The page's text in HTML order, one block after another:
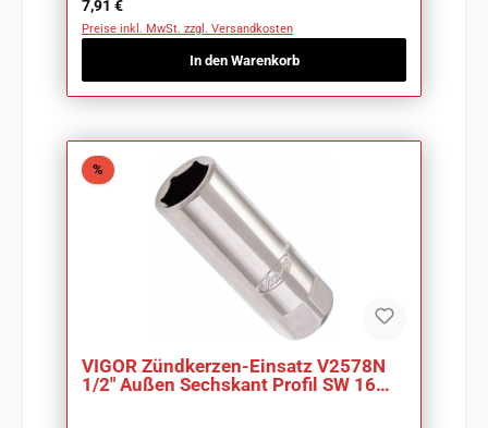
Regulärer Preis:
7,91 €
Preise inkl. MwSt. zzgl. Versandkosten
In den Warenkorb
%Rabatt
VIGOR Zündkerzen-Einsatz V2578N
1/2" Außen Sechskant Profil SW 16